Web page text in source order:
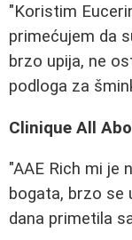
"Koristim
primećujem da
brzo upija, ne
podloga za
Clinique All
"AAE Rich mi je
bogata, brzo se
dana primetila